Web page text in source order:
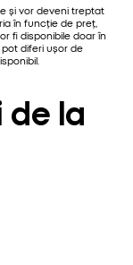
și vor deveni treptat
în funcție de preț,
fi disponibile doar în
diferi ușor de
de la